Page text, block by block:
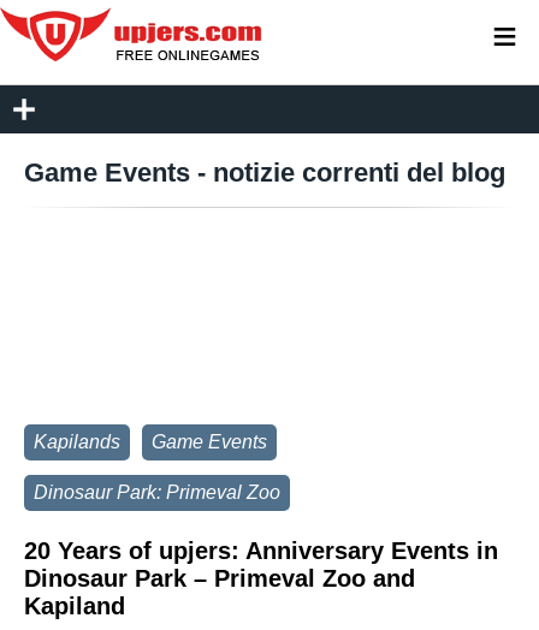
Game Events - notizie correnti del blog
Kapilands Game Events
Dinosaur Park: Primeval Zoo
20 Years of upjers: Anniversary Events in
Dinosaur Park – Primeval Zoo and
Kapiland
≡